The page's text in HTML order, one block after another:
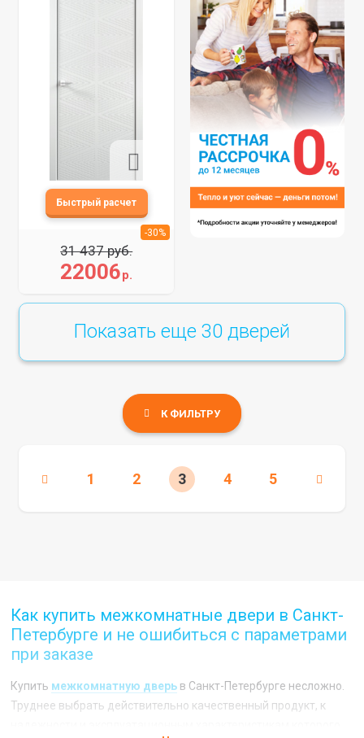
22006р.
31 437 руб.
-30%
Показать еще 30дверей
К ФИЛЬТРУ
1 2 3 4 5
Как купить межкомнатные двери в Санкт-
Петербурге и не ошибиться с параметрами
при заказе
Купить межкомнатную дверь в Санкт-Петербурге несложно.
Труднее выбрать действительно качественный продукт, к